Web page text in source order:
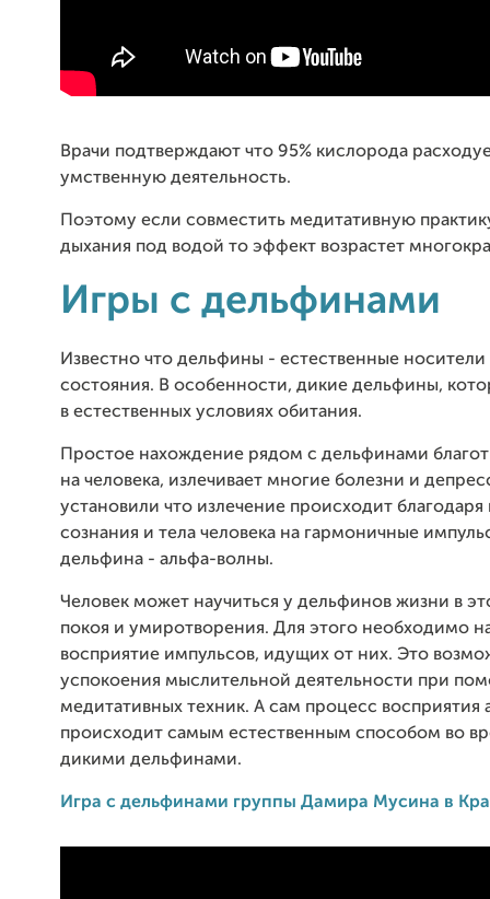
Врачи подтверждают что 95% кислорода
умственную деятельность.
Поэтому если совместить медитативную
дыхания под водой то эффект возрастет
Игры с дельфинами
Известно что дельфины - естественные носители
состояния. В особенности, дикие дельфины,
в естественных условиях обитания.
Простое нахождение рядом с дельфинами
на человека, излечивает многие болезни и
установили что излечение происходит благодаря
сознания и тела человека на гармоничные
дельфина - альфа-волны.
Человек может научиться у дельфинов жизни в
покоя и умиротворения. Для этого необходимо
восприятие импульсов, идущих от них. Это
успокоения мыслительной деятельности при
медитативных техник. А сам процесс восприятия
происходит самым естественным способом во
дикими дельфинами.
Игра с дельфинами группы Дамира Мусина в